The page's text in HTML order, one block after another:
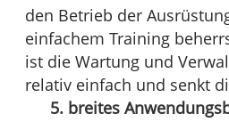
den Betrieb der
einfachem Training
ist die Wartung und
relativ einfach und senkt
5. breites